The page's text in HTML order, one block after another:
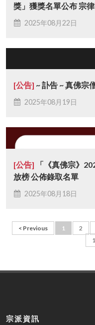
獎」獲獎名單公布 宗
2025年08月22日
[公告] ~ 訃告 ~ 真佛宗
2025年08月19日
[公告] 「《真佛宗》
放榜 公佈錄取名單
2025年08月18日
< Previous 1 2
宗派資訊